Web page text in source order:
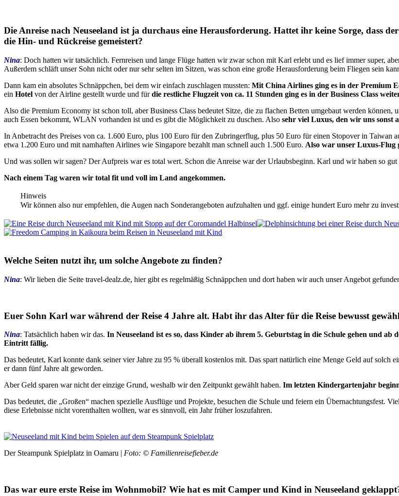
Die Anreise nach Neuseeland ist ja durchaus eine Herausforderung. Hattet ihr keine Sorge, dass
die Hin- und Rückreise gemeistert?
Nina: Doch hatten wir tatsächlich. Fernreisen und lange Flüge hatten wir zwar schon mit Karl erlebt und es lief immer super,
Außerdem schläft unser Sohn nicht oder nur sehr selten im Sitzen, was schon eine große Herausforderung beim Fliegen sein
Dann kam ein absolutes Schnäppchen, bei dem wir einfach zuschlagen mussten: Mit China Airlines ging es in der Premium
ein Hotel von der Airline gestellt wurde und fürdie restliche Flugzeit von ca. 11 Stunden ging es in der Business Class
Also die Premium Economy ist schon toll, aber Business Class bedeutet Sitze, die zu flachen Betten umgebaut werden
auch Essen bekommt, WLAN vorhanden ist und es gibt die Möglichkeit zu duschen. Also sehr viel Luxus, den wir uns sonst
In Anbetracht des Preises von ca. 1.600 Euro, plus 100 Euro für den Zubringerflug, plus 50 Euro für einen Stopover in
etwa 1.200 Euro und mit namhaften Airlines wie Singapore bezahlt man schnell auch 1.500 Euro. Also war unser Luxus-Flug
Und was sollen wir sagen? Der Aufpreis war es total wert. Schon die Anreise war der Urlaubsbeginn. Karl und wir haben so
Nach einem Tag waren wir total fit und voll im Land angekommen.
Hinweis
Wir können also nur empfehlen, die Augen nach Sonderangeboten aufzuhalten und ggf. einige hundert Euro mehr zu
Welche Seiten nutzt ihr, um solche Angebote zu finden?
Nina: Wir lieben die Seite travel-dealz.de, hier gibt es regelmäßig Schnäppchen und dort haben wir auch unser Angebot
Euer Sohn Karl war während der Reise 4 Jahre alt. Habt ihr das Alter für die Reise bewusst
Nina: Tatsächlich haben wir das. In Neuseeland ist es so, dass Kinder ab ihrem 5. Geburtstag in die Schule gehen und
Eintritt fällig.
Das bedeutet, Karl konnte dank seiner vier Jahre zu 95 % überall kostenlos mit. Das spart natürlich eine Menge Geld auf solch
er dann fünf Jahre alt geworden.
Aber Geld sparen war nicht der einzige Grund, weshalb wir den Zeitpunkt gewählt haben. Im letzten Kindergartenjahr
Das bedeutet, die „Großen“ machen spezielle Ausflüge und Projekte, besuchen die Schule und feiern ein Übernachtungsfest.
diese Erlebnisse nicht vorenthalten wollten, war es sinnvoll, ein Jahr früher loszufahren.
Der Steampunk Spielplatz in Oamaru | Foto: © Familienreisefieber.de
Das war eure erste Reise im Wohnmobil? Wie hat es mit Camper und Kind in Neuseeland